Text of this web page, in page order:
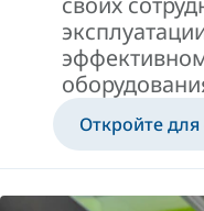
Откройте для